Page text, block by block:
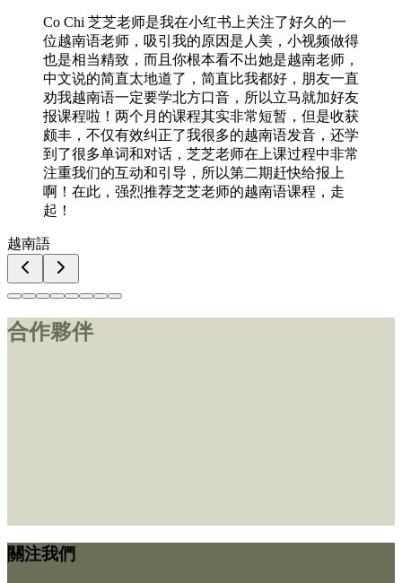
Co Chi 芝芝老师是我在小红书上关注了好久的一
位越南语老师，吸引我的原因是人美，小视频做得
也是相当精致，而且你根本看不出她是越南老师，
中文说的简直太地道了，简直比我都好，朋友一直
劝我越南语一定要学北方口音，所以立马就加好友
报课程啦！两个月的课程其实非常短暂，但是收获
颇丰，不仅有效纠正了我很多的越南语发音，还学
到了很多单词和对话，芝芝老师在上课过程中非常
注重我们的互动和引导，所以第二期赶快给报上
啊！在此，强烈推荐芝芝老师的越南语课程，走
起！
越南語
合作夥伴
關注我們